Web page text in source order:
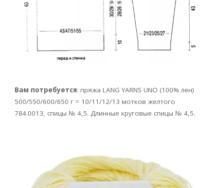
Вам потребуется: пряжа LANG YARNS UNO (100% лен)
500/550/600/650 г = 10/11/12/13 мотков желтого
784.0013, спицы № 4,5. Длинные круговые спицы № 4,5.